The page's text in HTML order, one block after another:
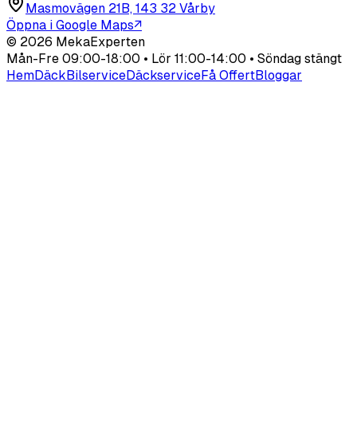
Masmovägen 21B, 143 32 Vårby
Öppna i Google Maps↗
© 2026 MekaExperten
Mån-Fre 09:00-18:00 • Lör 11:00-14:00 • Söndag stängt
HemDäckBilserviceDäckserviceFå OffertBloggar